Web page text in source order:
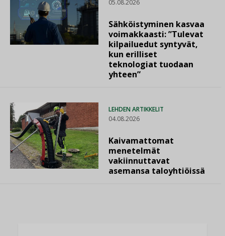
05.08.2026
Sähköistyminen kasvaa
voimakkaasti: ”Tulevat
kilpailuedut syntyvät,
kun erilliset
teknologiat tuodaan
yhteen”
LEHDEN ARTIKKELIT
04.08.2026
Kaivamattomat
menetelmät
vakiinnuttavat
asemansa taloyhtiöissä